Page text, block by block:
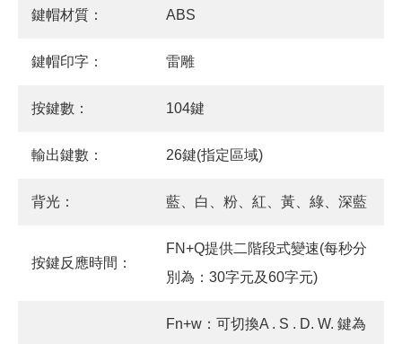
鍵帽材質： ABS
鍵帽印字： 雷雕
按鍵數： 104鍵
輸出鍵數： 26鍵(指定區域)
背光： 藍、白、粉、紅、黃、綠、深藍
按鍵反應時間：
FN+Q提供二階段式變速(每秒分
別為：30字元及60字元)
Fn+w：可切換A . S . D. W. 鍵為